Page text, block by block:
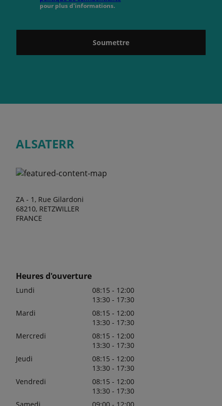
pour plus d'informations.
Soumettre
ALSATERR
ZA - 1, Rue Gilardoni
68210, RETZWILLER
FRANCE
Heures d'ouverture
Lundi
08:15 - 12:00
13:30 - 17:30
Mardi
08:15 - 12:00
13:30 - 17:30
Mercredi
08:15 - 12:00
13:30 - 17:30
Jeudi
08:15 - 12:00
13:30 - 17:30
Vendredi
08:15 - 12:00
13:30 - 17:30